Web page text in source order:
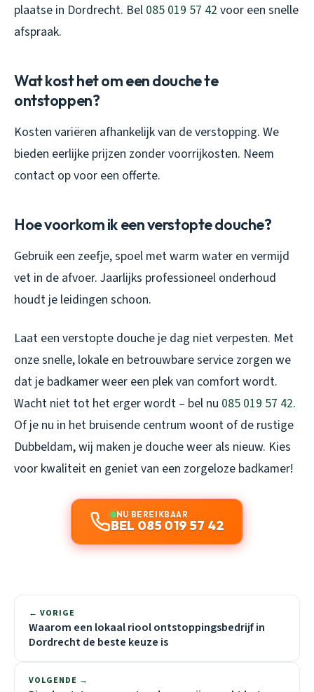
plaatse in Dordrecht. Bel 085 019 57 42 voor een snelle
afspraak.
Wat kost het om een douche te
ontstoppen?
Kosten variëren afhankelijk van de verstopping. We
bieden eerlijke prijzen zonder voorrijkosten. Neem
contact op voor een offerte.
Hoe voorkom ik een verstopte douche?
Gebruik een zeefje, spoel met warm water en vermijd
vet in de afvoer. Jaarlijks professioneel onderhoud
houdt je leidingen schoon.
Laat een verstopte douche je dag niet verpesten. Met
onze snelle, lokale en betrouwbare service zorgen we
dat je badkamer weer een plek van comfort wordt.
Wacht niet tot het erger wordt – bel nu 085 019 57 42.
Of je nu in het bruisende centrum woont of de rustige
Dubbeldam, wij maken je douche weer als nieuw. Kies
voor kwaliteit en geniet van een zorgeloze badkamer!
NU BEREIKBAAR
BEL 085 019 57 42
← VORIGE
Waarom een lokaal riool ontstoppingsbedrijf in
Dordrecht de beste keuze is
VOLGENDE →